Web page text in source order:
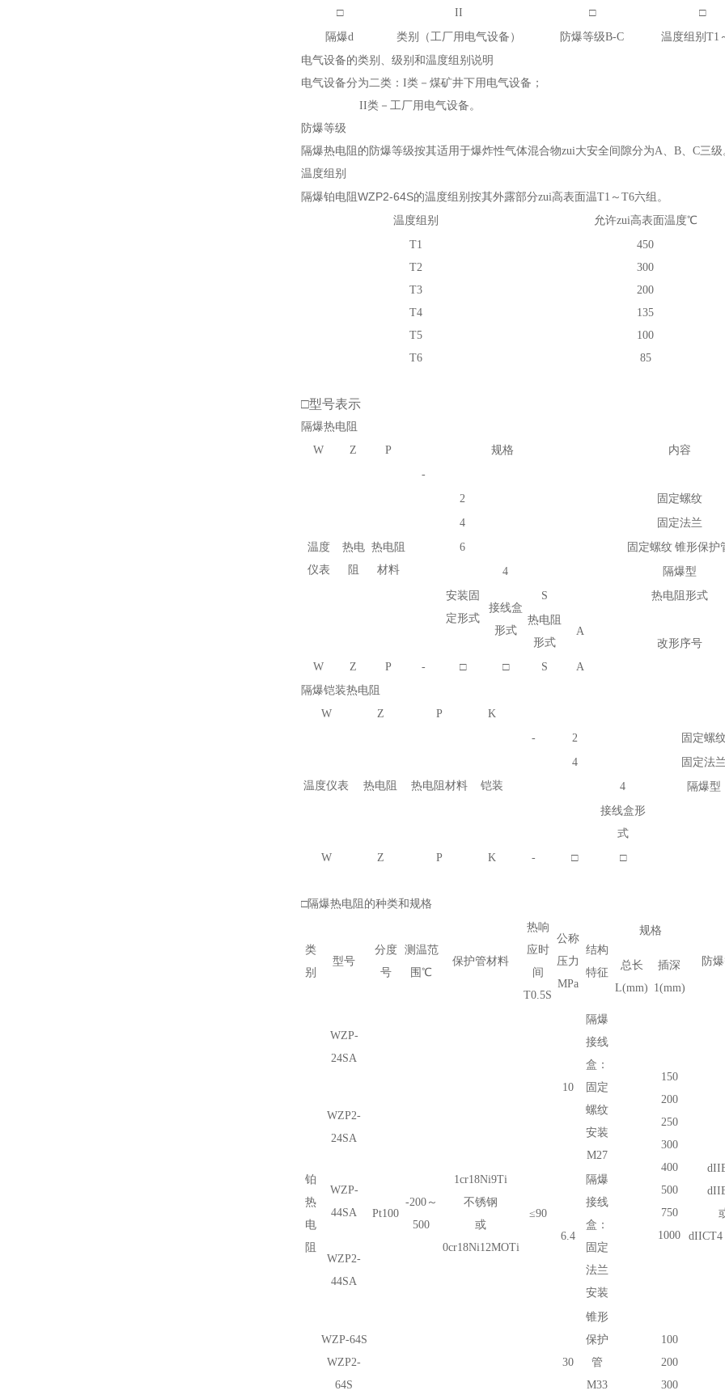
□ II □
□
隔爆d
类别（工厂用电气设备） 防爆等级B-C
温度组别T1
电气设备的类别、级别和温度组别说明
电气设备分为二类：I类－煤矿井下用电气设备；
II类－工厂用电气设备。
防爆等级
隔爆热电阻的防爆等级按其适用于爆炸性气体混合物zui大安全间隙分为A、B、C三级
温度组别
隔爆铂电阻WZP2-64S的温度组别按其外露部分zui高表面温T1～T6六组。
温度组别
允许zui高表面温度℃
T1
T2
T3
T4
T5
T6
450
300
200
135
100
85
□型号表示
隔爆热电阻
W
Z P 规格 内容
温度
仪表
热电
阻
热电阻
材料
-
2
固定螺纹
4
固定法兰
6
固定螺纹 锥形保护
安装固
定形式
4 隔爆型
接线盒
形式
S
热电阻形式
热电阻
形式
A
改形序号
W
Z P - □ □ S
A
隔爆铠装热电阻
W
Z P K
温度仪表 热电阻 热电阻材料 铠装
- 2
固定螺
4
固定法
4
隔爆型
接线盒形
式
W
Z P K - □ □
□隔爆热电阻的种类和规格
类
别
型号
分度
号
测温范
围 ℃
保护管材料
热响
应时
间
T0.5S
公称
压力
MPa
结构
特征
规格
防
总长
L(mm)
插深
1(mm)
铂
热
电
阻
WZP-
24SA
Pt100
-200～
500
1cr18Ni9Ti
不锈钢
或
0cr18Ni12MOTi
≤90
10
隔爆
接线
盒：
固定
螺纹
安装
M27
150
200
250
300
400
500
750
1000
WZP2-
24SA
WZP-
44SA
6.4
隔爆
接线
盒：
固定
法兰
安装
WZP2-
44SA
WZP-64S
WZP2-
64S
30
锥形
保护
管
M33
100
200
300